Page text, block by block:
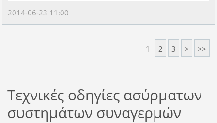
2014-06-23 11:00
1 2 3 > >>
Τεχνικές οδηγίες ασύρματων
συστημάτων συναγερμών